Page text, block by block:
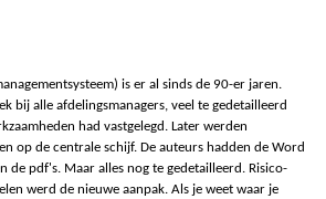
is er al sinds de 90-er jaren.
bij alle afdelingsmanagers, veel te gedetailleerd
had vastgelegd. Later werden
op de centrale schijf. De auteurs hadden de Word
de pdf's. Maar alles nog te gedetailleerd. Risico-
werd de nieuwe aanpak. Als je weet waar je